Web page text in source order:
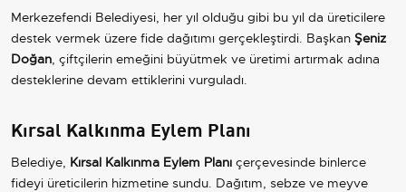
Merkezefendi Belediyesi, her yıl olduğu gibi bu yıl da üreticilere
destek vermek üzere fide dağıtımı gerçekleştirdi. Başkan Şeniz
Doğan, çiftçilerin emeğini büyütmek ve üretimi artırmak adına
desteklerine devam ettiklerini vurguladı.
Kırsal Kalkınma Eylem Planı
Belediye, Kırsal Kalkınma Eylem Planı çerçevesinde binlerce
fideyi üreticilerin hizmetine sundu. Dağıtım, sebze ve meyve